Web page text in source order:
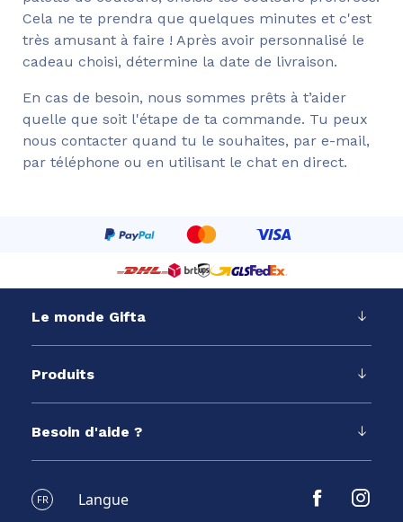
Cela ne te prendra que quelques minutes et c'est
très amusant à faire ! Après avoir personnalisé le
cadeau choisi, détermine la date de livraison.
En cas de besoin, nous sommes prêts à t’aider
quelle que soit l'étape de ta commande. Tu peux
nous contacter quand tu le souhaites, par e-mail,
par téléphone ou en utilisant le chat en direct.
Le monde Gifta
Produits
Besoin d'aide ?
FR Langue